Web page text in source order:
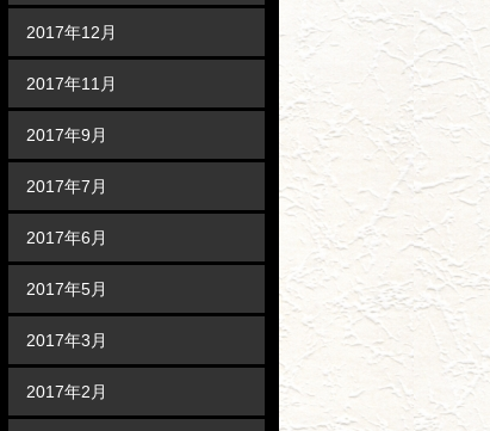
2017年12月
2017年11月
2017年9月
2017年7月
2017年6月
2017年5月
2017年3月
2017年2月